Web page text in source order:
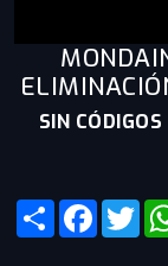
SIN CÓDIGOS
Share